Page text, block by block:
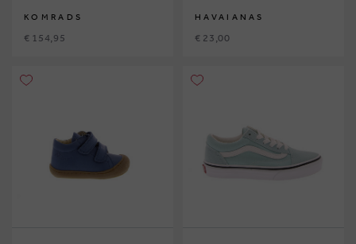
KOMRADS
€ 154,95
HAVAIANAS
€ 23,00